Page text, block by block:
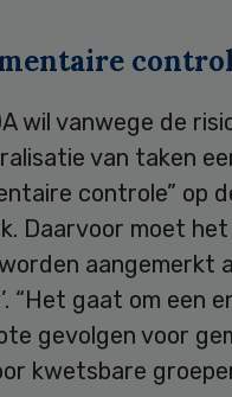
wil vanwege de
van taken
controle” op
Daarvoor moet
aangemerkt
“Het gaat om een
gevolgen voor
kwetsbare